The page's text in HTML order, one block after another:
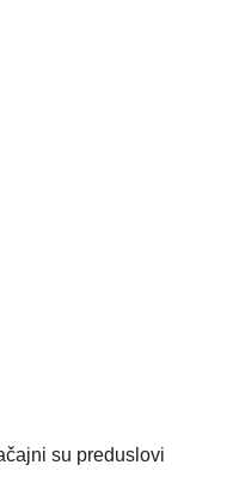
su preduslovi